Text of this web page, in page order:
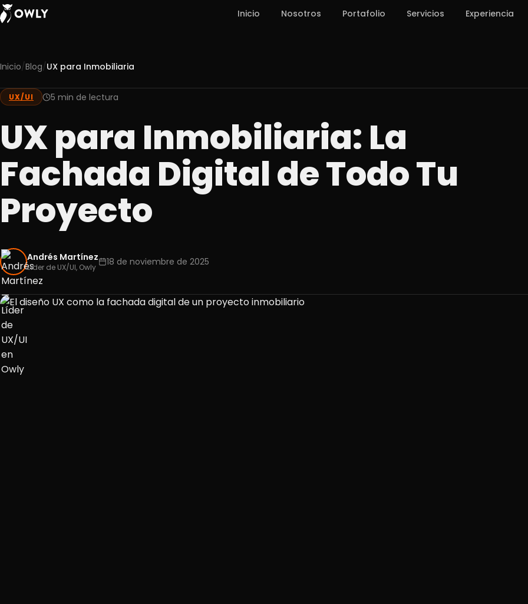
Inicio Nosotros Portafolio Servicios Experiencia
01 Nosotros
02 Servicios
Portafolio
Experiencia
05 Blog
06 Contacto
Inicio/Blog/UX para Inmobiliaria
UX/UI 5 min de lectura
UX para Inmobiliaria: La
Fachada Digital de Todo Tu
Proyecto
Andrés Martínez
Líder de UX/UI, Owly 18 de noviembre de 2025